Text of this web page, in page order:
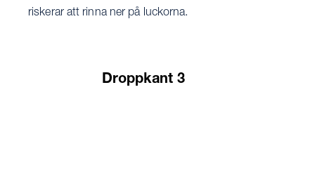
riskerar att rinna ner på luckorna.
Droppkant 3